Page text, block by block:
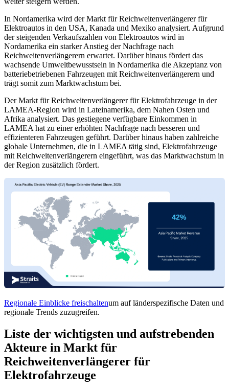
In Nordamerika wird der Markt für Reichweitenverlängerer für
Elektroautos in den USA, Kanada und Mexiko analysiert. Aufgrund
der steigenden Verkaufszahlen von Elektroautos wird in
Nordamerika ein starker Anstieg der Nachfrage nach
Reichweitenverlängerern erwartet. Darüber hinaus fördert das
wachsende Umweltbewusstsein in Nordamerika die Akzeptanz von
batteriebetriebenen Fahrzeugen mit Reichweitenverlängerern und
trägt somit zum Marktwachstum bei.
Der Markt für Reichweitenverlängerer für Elektrofahrzeuge in der
LAMEA-Region wird in Lateinamerika, dem Nahen Osten und
Afrika analysiert. Das gestiegene verfügbare Einkommen in
LAMEA hat zu einer erhöhten Nachfrage nach besseren und
effizienteren Fahrzeugen geführt. Darüber hinaus haben zahlreiche
globale Unternehmen, die in LAMEA tätig sind, Elektrofahrzeuge
mit Reichweitenverlängerern eingeführt, was das Marktwachstum in
der Region zusätzlich fördert.
Regionale Einblicke freischaltenum auf länderspezifische Daten und
regionale Trends zuzugreifen.
Liste der wichtigsten und aufstrebenden
Akteure in Markt für
Reichweitenverlängerer für
Elektrofahrzeuge